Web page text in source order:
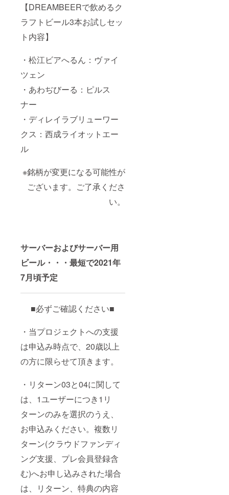
【DREAMBEERで飲めるク
ラフトビール3本お試しセッ
ト内容】
・松江ビアへるん：ヴァイ
ツェン
・あわぢびーる：ピルス
ナー
・ディレイラブリューワー
クス：西成ライオットエー
ル
※銘柄が変更になる可能性が
ございます。ご了承くださ
い。
サーバーおよびサーバー用
ビール・・・最短で2021年
7月頃予定
■必ずご確認ください■
・当プロジェクトへの支援
は申込み時点で、20歳以上
の方に限らせて頂きます。
・リターン03と04に関して
は、1ユーザーにつき1リ
ターンのみを選択のうえ、
お申込みください。複数リ
ターン(クラウドファンディ
ング支援、プレ会員登録含
む)へお申し込みされた場合
は、リターン、特典の内容